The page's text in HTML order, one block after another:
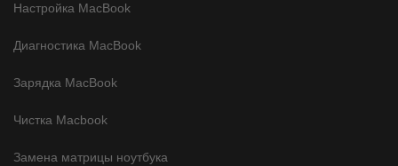
Настройка MacBook
Диагностика MacBook
Зарядка MacBook
Чистка Macbook
Замена матрицы ноутбука